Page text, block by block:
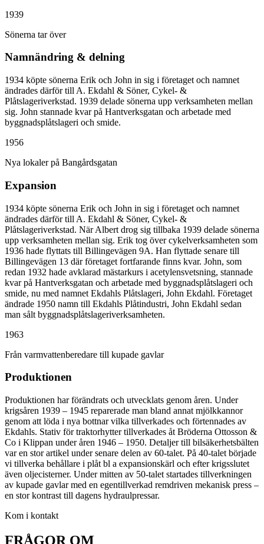
1939
Sönerna tar över
Namnändring & delning
1934 köpte sönerna Erik och John in sig i företaget och namnet
ändrades därför till A. Ekdahl & Söner, Cykel- &
Plåtslageriverkstad. 1939 delade sönerna upp verksamheten mellan
sig. John stannade kvar på Hantverksgatan och arbetade med
byggnadsplåtslageri och smide.
1956
Nya lokaler på Bangårdsgatan
Expansion
1934 köpte sönerna Erik och John in sig i företaget och namnet
ändrades därför till A. Ekdahl & Söner, Cykel- &
Plåtslageriverkstad. När Albert drog sig tillbaka 1939 delade sönerna
upp verksamheten mellan sig. Erik tog över cykelverksamheten som
1936 hade flyttats till Billingevägen 9A. Han flyttade senare till
Billingevägen 13 där företaget fortfarande finns kvar. John, som
redan 1932 hade avklarad mästarkurs i acetylensvetsning, stannade
kvar på Hantverksgatan och arbetade med byggnadsplåtslageri och
smide, nu med namnet Ekdahls Plåtslageri, John Ekdahl. Företaget
ändrade 1950 namn till Ekdahls Plåtindustri, John Ekdahl sedan
man sålt byggnadsplåtslageriverksamheten.
1963
Från varmvattenberedare till kupade gavlar
Produktionen
Produktionen har förändrats och utvecklats genom åren. Under
krigsåren 1939 – 1945 reparerade man bland annat mjölkkannor
genom att löda i nya bottnar vilka tillverkades och förtennades av
Ekdahls. Stativ för traktorhytter tillverkades åt Bröderna Ottosson &
Co i Klippan under åren 1946 – 1950. Detaljer till bilsäkerhetsbälten
var en stor artikel under senare delen av 60-talet. På 40-talet började
vi tillverka behållare i plåt bl a expansionskärl och efter krigsslutet
även oljecisterner. Under mitten av 50-talet startades tillverkningen
av kupade gavlar med en egentillverkad remdriven mekanisk press –
en stor kontrast till dagens hydraulpressar.
Kom i kontakt
FRÅGOR OM